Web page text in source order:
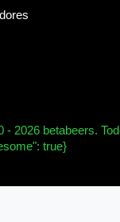
- 2026 betabeers.
true}